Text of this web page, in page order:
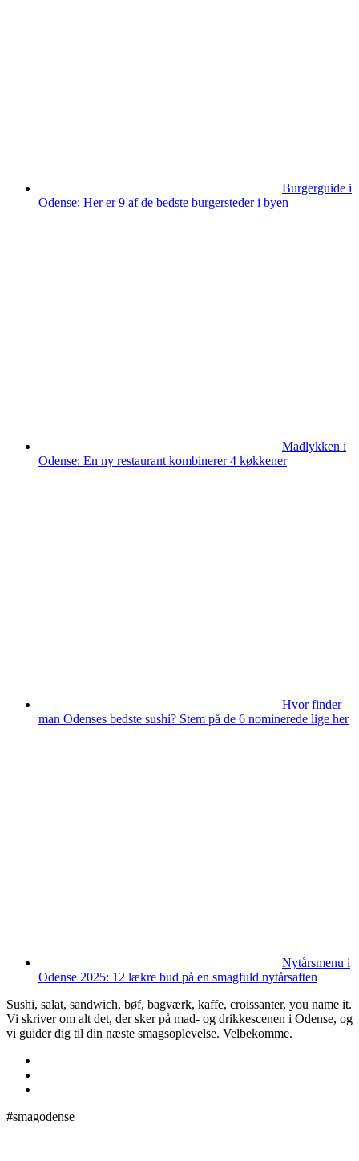
Burgerguide i
Odense: Her er 9 af de bedste burgersteder i byen
Madlykken i
Odense: En ny restaurant kombinerer 4 køkkener
Hvor finder
man Odenses bedste sushi? Stem på de 6 nominerede lige her
Nytårsmenu i
Odense 2025: 12 lækre bud på en smagfuld nytårsaften
Sushi, salat, sandwich, bøf, bagværk, kaffe, croissanter, you name it.
Vi skriver om alt det, der sker på mad- og drikkescenen i Odense, og
vi guider dig til din næste smagsoplevelse. Velbekomme.
#smagodense